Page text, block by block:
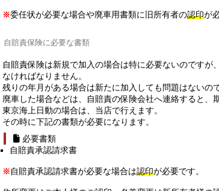
※委任状が必要な場合や廃車用書類に旧所有者の認印が
自賠責保険に必要な書類
自賠責保険は新規で加入の場合は特に必要ないのです
なければなりません。
残りの年月がある場合は新たに加入しても問題はないの
廃車した場合などは、自賠責の保険会社へ連絡すると、
東京海上日動の場合は、当店で行えます。
その時に下記の書類が必要になります。
必要書類
自賠責承認請求書
※ 自賠責承認請求書が必要な場合は認印が必要です。